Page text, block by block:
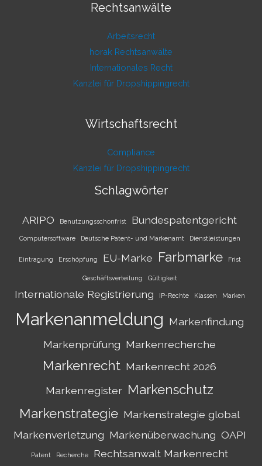
Rechtsanwälte
Arbeitsrecht
horak Rechtsanwälte
Internationales Recht
Kanzlei für Dropshippingrecht
Wirtschaftsrecht
Compliance
Kanzlei für Dropshippingrecht
Schlagwörter
ARIPO Benutzungsschonfrist Bundespatentgericht
Computersoftware Deutsche Patent- und Markenamt Dienstleistungen
Eintragung Erschöpfung EU-Marke Farbmarke Frist
Geschäftsverteilung Gültigkeit
Internationale Registrierung IP-Rechte Klassen Marken
Markenanmeldung Markenfindung
Markenprüfung Markenrecherche
Markenrecht Markenrecht 2026
Markenregister Markenschutz
Markenstrategie Markenstrategie global
Markenverletzung Markenüberwachung OAPI
Patent Recherche Rechtsanwalt Markenrecht